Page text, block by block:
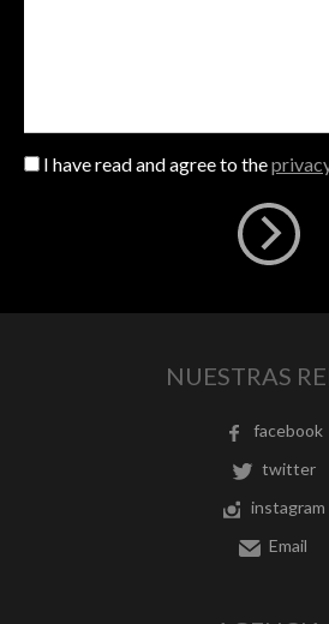
I have read and agree to the
NUESTRAS
facebook
twitter
instagram
Email